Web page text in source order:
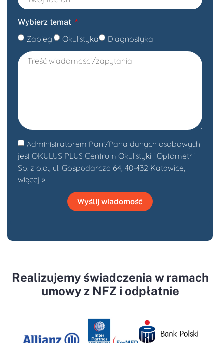
Wybierz temat
Zabiegi Okulistyka Diagnostyka
Administratorem Pani/Pana danych osobowych
jest OKULUS PLUS Centrum Okulistyki i Optometrii
Sp. z o.o., ul. Gospodarcza 64, 40-432 Katowice,
więcej »
Wyślij wiadomość
Realizujemy świadczenia w ramach
umowy z NFZ i odpłatnie